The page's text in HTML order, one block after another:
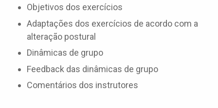
Objetivos dos exercícios
Adaptações dos exercícios de acordo com a
alteração postural
Dinâmicas de grupo
Feedback das dinâmicas de grupo
Comentários dos instrutores